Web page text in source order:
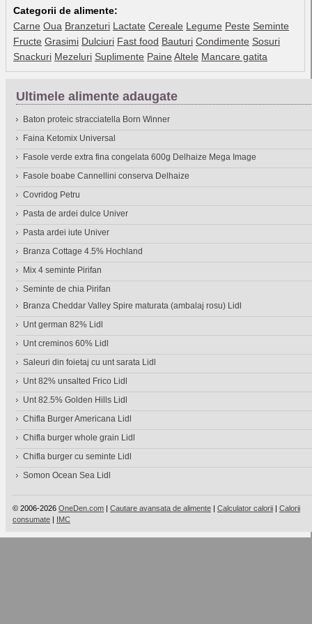
Categorii de alimente:
Carne Oua Branzeturi Lactate Cereale Legume Peste Seminte
Fructe Grasimi Dulciuri Fast food Bauturi Condimente Sosuri
Snackuri Mezeluri Suplimente Paine Altele Mancare gatita
Ultimele alimente adaugate
Baton proteic stracciatella Born Winner
Faina Ketomix Universal
Fasole verde extra fina congelata 600g Delhaize Mega Image
Fasole boabe Cannellini conserva Delhaize
Covridog Petru
Pasta de ardei dulce Univer
Pasta ardei iute Univer
Branza Cottage 4.5% Hochland
Mix 4 seminte Pirifan
Seminte de chia Pirifan
Branza Cheddar Valley Spire maturata (ambalaj rosu) Lidl
Unt german 82% Lidl
Unt creminos 60% Lidl
Saleuri din foietaj cu unt sarata Lidl
Unt 82% unsalted Frico Lidl
Unt 82.5% Golden Hills Lidl
Chifla Burger Americana Lidl
Chifla burger whole grain Lidl
Chifla burger cu seminte Lidl
Somon Ocean Sea Lidl
© 2006-2026 OneDen.com | Cautare avansata de alimente | Calculator calorii | Calorii
consumate | IMC